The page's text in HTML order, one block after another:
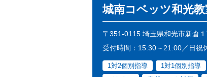
城南コベッツ和光
〒351-0115 埼玉県和光市新倉
受付時間：15:30～21:00／日祝
1対2個別指導 1対1個別指導